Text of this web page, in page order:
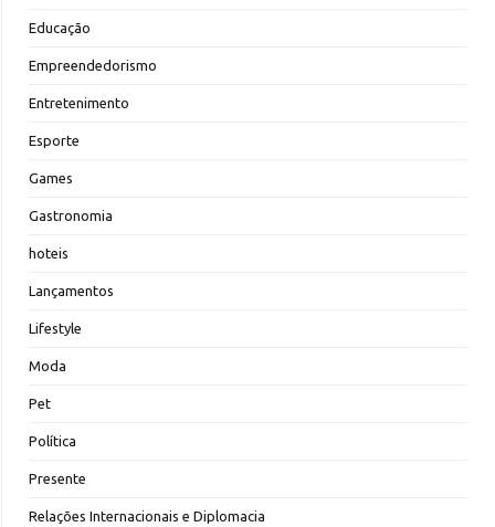
Educação
Empreendedorismo
Entretenimento
Esporte
Games
Gastronomia
hoteis
Lançamentos
Lifestyle
Moda
Pet
Política
Presente
Relações Internacionais e Diplomacia